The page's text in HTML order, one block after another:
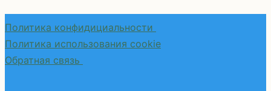
Политика конфидициальности
Политика использования cookie
Обратная связь